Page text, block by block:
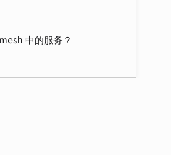
中的服务？